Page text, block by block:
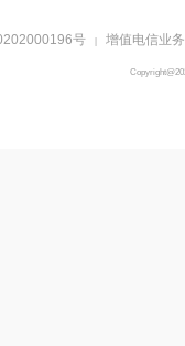
号 | 增值电信业